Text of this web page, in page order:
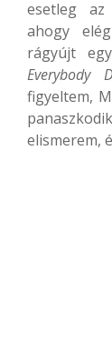
esetleg
ahogy
rágyújt
Everybody
figyeltem,
elismerem,